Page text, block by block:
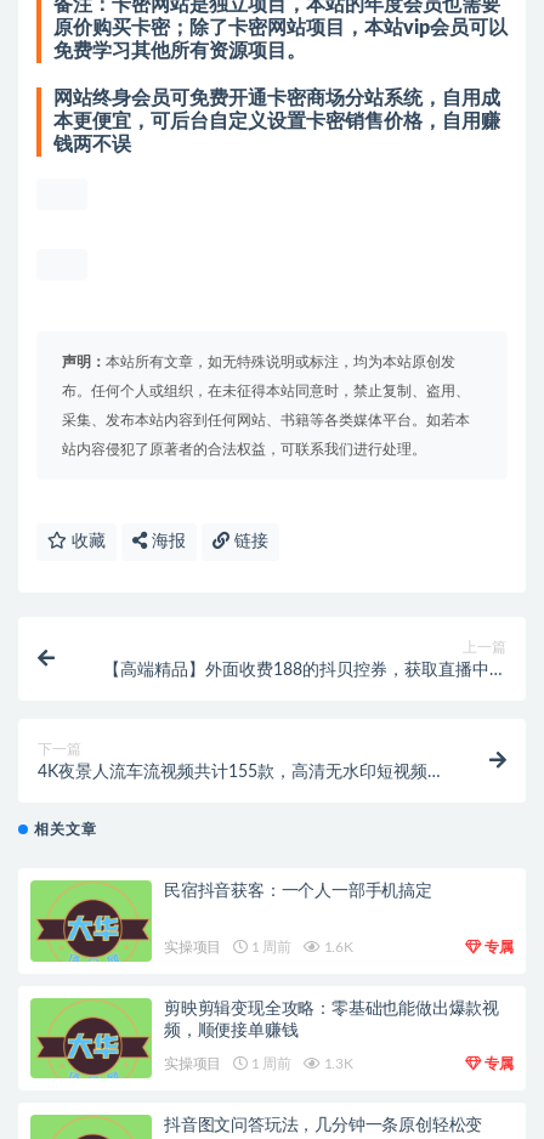
备注：卡密网站是独立项目，本站的年度会员也需要
原价购买卡密；除了卡密网站项目，本站vip会员可以
免费学习其他所有资源项目。
网站终身会员可免费开通卡密商场分站系统，自用成
本更便宜，可后台自定义设置卡密销售价格，自用赚
钱两不误
声明： 本站所有文章，如无特殊说明或标注，均为本站原创发
布。任何个人或组织，在未征得本站同意时，禁止复制、盗用、
采集、发布本站内容到任何网站、书籍等各类媒体平台。如若本
站内容侵犯了原著者的合法权益，可联系我们进行处理。
收藏 海报 链接
上一篇
【高端精品】外面收费188的抖贝控券，获取直播中控
下一篇
4K夜景人流车流视频共计155款，高清无水印短视频素
相关文章
民宿抖音获客：一个人一部手机搞定
实操项目 1 周前 1.6K 专属
剪映剪辑变现全攻略：零基础也能做出爆款视
频，顺便接单赚钱
实操项目 1 周前 1.3K 专属
抖音图文问答玩法，几分钟一条原创轻松变